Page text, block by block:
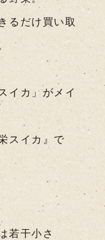
るだけ買い取
イカ」がメイ
スイカ』で
若干小さ